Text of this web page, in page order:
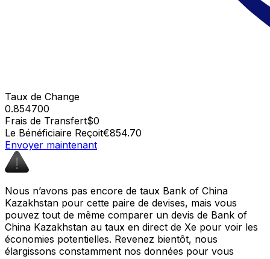
Taux de Change
0.854700
Frais de Transfert$0
Le Bénéficiaire Reçoit€854.70
Envoyer maintenant
Nous n’avons pas encore de taux Bank of China
Kazakhstan pour cette paire de devises, mais vous
pouvez tout de même comparer un devis de Bank of
China Kazakhstan au taux en direct de Xe pour voir les
économies potentielles. Revenez bientôt, nous
élargissons constamment nos données pour vous